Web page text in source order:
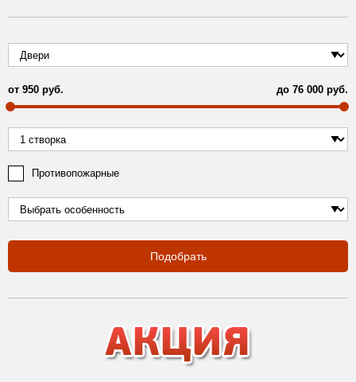
от 950 руб. до 76 000 руб.
Противопожарные
Подобрать